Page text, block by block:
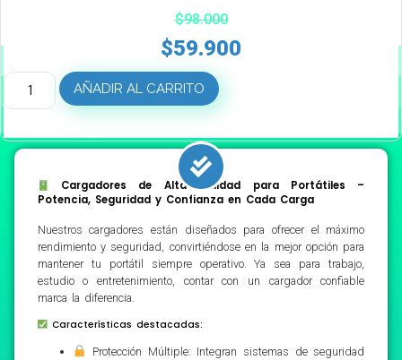
$98.000
$59.900
AÑADIR AL CARRITO
Cargadores de Alta Calidad para Portátiles –
Potencia, Seguridad y Confianza en Cada Carga
Nuestros cargadores están diseñados para ofrecer el máximo
rendimiento y seguridad, convirtiéndose en la mejor opción para
mantener tu portátil siempre operativo. Ya sea para trabajo,
estudio o entretenimiento, contar con un cargador confiable
marca la diferencia.
Características destacadas:
Protección Múltiple: Integran sistemas de seguridad